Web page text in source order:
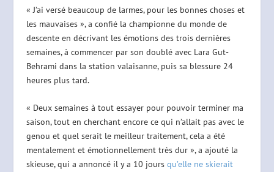
« J’ai versé beaucoup de larmes, pour les bonnes choses et
les mauvaises », a confié la championne du monde de
descente en décrivant les émotions des trois dernières
semaines, à commencer par son doublé avec Lara Gut-
Behrami dans la station valaisanne, puis sa blessure 24
heures plus tard.
« Deux semaines à tout essayer pour pouvoir terminer ma
saison, tout en cherchant encore ce qui n’allait pas avec le
genou et quel serait le meilleur traitement, cela a été
mentalement et émotionnellement très dur », a ajouté la
skieuse, qui a annoncé il y a 10 jours qu’elle ne skierait